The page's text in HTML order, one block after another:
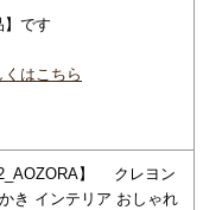
】です
くはこちら
】 クレヨン
き インテリア おしゃれ